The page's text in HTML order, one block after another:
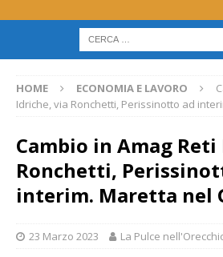
HOME ECONOMIA E LAVORO
Idriche, via Ronchetti, Perissinotto ad
Cambio in Amag
Ronchetti,
interim. Maretta nel
23 Marzo 2023 La Pulce